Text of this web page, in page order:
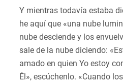
Y mientras todavía estaba
he aquí que «una nube
nube desciende y los
sale de la nube diciendo:
amado en quien Yo estoy
Él», escúchenlo. «Cuando